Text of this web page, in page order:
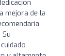
mejora de la